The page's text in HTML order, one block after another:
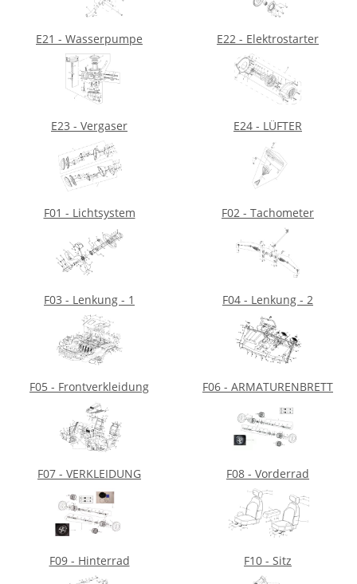
E21 - Wasserpumpe E22 - Elektrostarter
E23 - Vergaser E24 - LÜFTER
F01 - Lichtsystem F02 - Tachometer
F03 - Lenkung - 1 F04 - Lenkung - 2
F05 - Frontverkleidung F06 - ARMATURENBRETT
F07 - VERKLEIDUNG F08 - Vorderrad
F09 - Hinterrad F10 - Sitz